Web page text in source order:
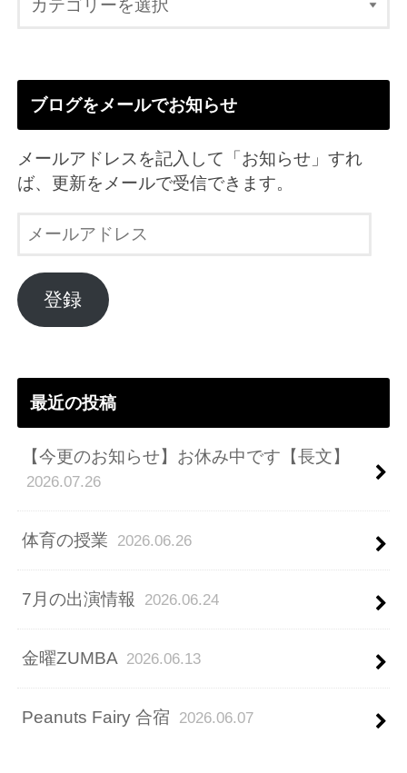
ブログをメールでお知らせ
メールアドレスを記入して「お知らせ」すれ
ば、更新をメールで受信できます。
ル
ア
ド
登録
最近の投稿
【今更のお知らせ】お休み中です【長文】
2026.07.26
体育の授業 2026.06.26
7月の出演情報 2026.06.24
金曜ZUMBA 2026.06.13
Peanuts Fairy 合宿 2026.06.07